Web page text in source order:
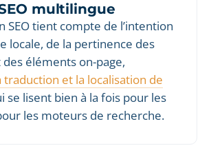
multilingue
SEO tient compte de l’intention
locale, de la pertinence des
éléments on-page,
traduction et la localisation de
se lisent bien à la fois pour les
les moteurs de recherche.